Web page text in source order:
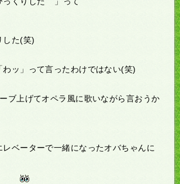
した(笑)
わッ」って言ったわけではない(笑)
ブ上げてオペラ風に歌いながら言おうか
レベーターで一緒になったオバちゃんに